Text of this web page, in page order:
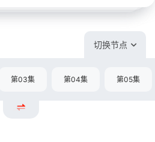
切换节点
第03集 第04集 第05集